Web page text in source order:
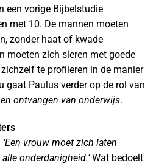
een vorige Bijbelstudie
met 10. De mannen moeten
zonder haat of kwade
moeten zich sieren met goede
te profileren in de manier
gaat Paulus verder op de rol van
ontvangen van onderwijs.
‘Een vrouw moet zich laten
onderdanigheid.’Wat bedoelt